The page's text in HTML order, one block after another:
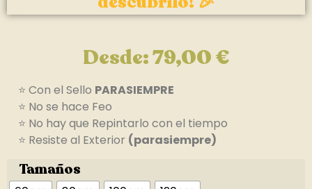
Desde:79,00€
⭐ Con el Sello PARASIEMPRE
⭐ No se hace Feo
⭐ No hay que Repintarlo con el tiempo
⭐ Resiste al Exterior (parasiempre)
Tamaños